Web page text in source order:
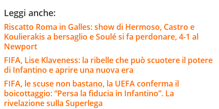
Leggi anche:
Riscatto Roma in Galles: show di Hermoso, Castro e
Koulierakis a bersaglio e Soulé si fa perdonare, 4-1 al
Newport
FIFA, Lise Klaveness: la ribelle che può scuotere il potere
di Infantino e aprire una nuova era
FIFA, le scuse non bastano, la UEFA conferma il
boicottaggio: “Persa la fiducia in Infantino”. La
rivelazione sulla Superlega